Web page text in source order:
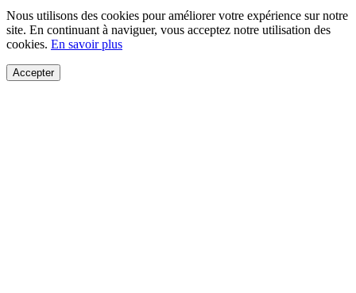
Nous utilisons des cookies pour améliorer votre expérience sur notre
site. En continuant à naviguer, vous acceptez notre utilisation des
cookies. En savoir plus
Accepter